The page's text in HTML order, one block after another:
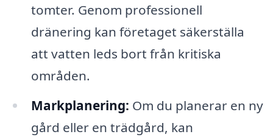
tomter. Genom professionell
dränering kan företaget säkerställa
att vatten leds bort från kritiska
områden.
Markplanering: Om du planerar en ny
gård eller en trädgård, kan